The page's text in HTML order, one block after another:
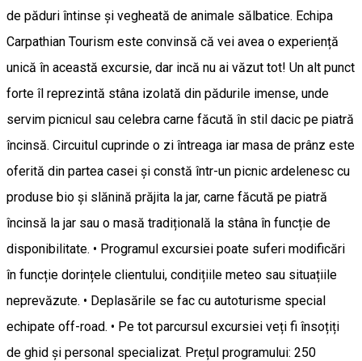
de păduri întinse și vegheată de animale sălbatice. Echipa
Carpathian Tourism este convinsă că vei avea o experiență
unică în această excursie, dar incă nu ai văzut tot! Un alt punct
forte îl reprezintă stâna izolată din pădurile imense, unde
servim picnicul sau celebra carne făcută în stil dacic pe piatră
încinsă. Circuitul cuprinde o zi întreaga iar masa de prânz este
oferită din partea casei și constă într-un picnic ardelenesc cu
produse bio și slănină prăjita la jar, carne făcută pe piatră
încinsă la jar sau o masă tradițională la stâna în funcție de
disponibilitate. • Programul excursiei poate suferi modificări
în funcție dorințele clientului, condițiile meteo sau situațiile
neprevăzute. • Deplasările se fac cu autoturisme special
echipate off-road. • Pe tot parcursul excursiei veți fi însoțiți
de ghid și personal specializat. Prețul programului: 250